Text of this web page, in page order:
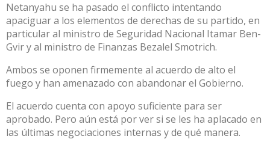
Netanyahu se ha pasado el conflicto intentando
apaciguar a los elementos de derechas de su partido, en
particular al ministro de Seguridad Nacional Itamar Ben-
Gviry al ministro de Finanzas Bezalel Smotrich.
Ambos se oponen firmemente al acuerdo de alto el
fuego y han amenazado con abandonar el Gobierno.
El acuerdo cuenta con apoyo suficiente para ser
aprobado. Pero aún está por ver si se les ha aplacado en
las últimas negociaciones internas y de qué manera.